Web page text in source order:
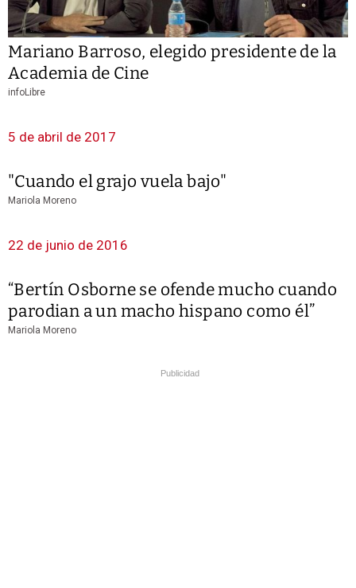
Mariano Barroso, elegido presidente de la
Academia de Cine
infoLibre
5 de abril de 2017
"Cuando el grajo vuela bajo"
Mariola Moreno
22 de junio de 2016
“Bertín Osborne se ofende mucho cuando
parodian a un macho hispano como él”
Mariola Moreno
Publicidad